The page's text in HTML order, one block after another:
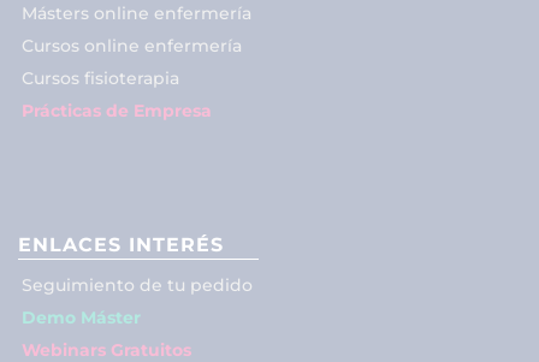
Másters online enfermería
Cursos online enfermería
Cursos fisioterapia
Prácticas de Empresa
ENLACES INTERÉS
Seguimiento de tu pedido
Demo Máster
Webinars Gratuitos